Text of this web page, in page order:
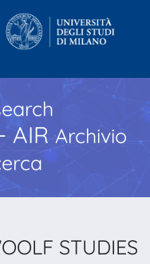
AIR Archivio
STUDIES